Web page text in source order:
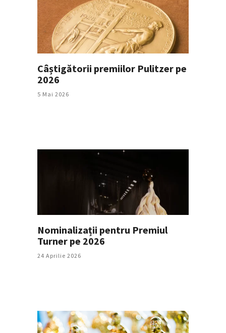
Câștigătorii premiilor Pulitzer pe
2026
5 Mai 2026
Nominalizații pentru Premiul
Turner pe 2026
24 Aprilie 2026